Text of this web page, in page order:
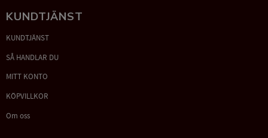
KUNDTJÄNST
KUNDTJÄNST
SÅ HANDLAR DU
MITT KONTO
KÖPVILLKOR
Om oss